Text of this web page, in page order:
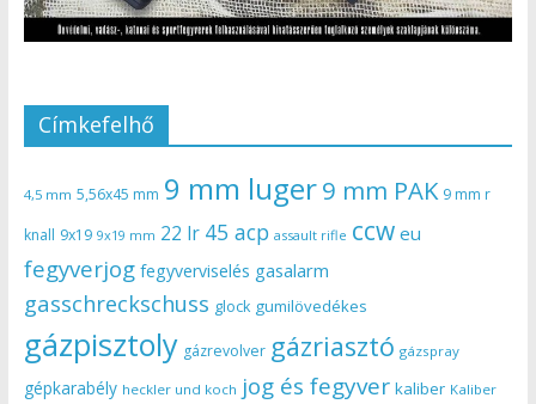
Címkefelhő
4,5 mm 5,56x45 mm 9 mm luger9 mm PAK 9 mm r
knall 9x19 9x19 mm 22 lr 45 acp assault rifle ccw eu
fegyverjog fegyverviselés gasalarm
gasschreckschuss glock gumilövedékes
gázpisztoly gázrevolver gázriasztó gázspray
gépkarabély heckler und koch jog és fegyver kaliber Kaliber